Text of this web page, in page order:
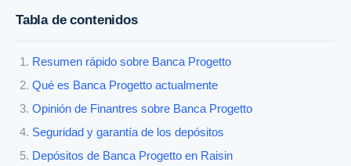
Tabla de contenidos
Resumen rápido sobre Banca Progetto
Qué es Banca Progetto actualmente
Opinión de Finantres sobre Banca Progetto
Seguridad y garantía de los depósitos
Depósitos de Banca Progetto en Raisin